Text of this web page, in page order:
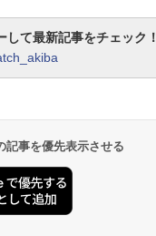
て最新記事をチェック！
事を優先表示させる